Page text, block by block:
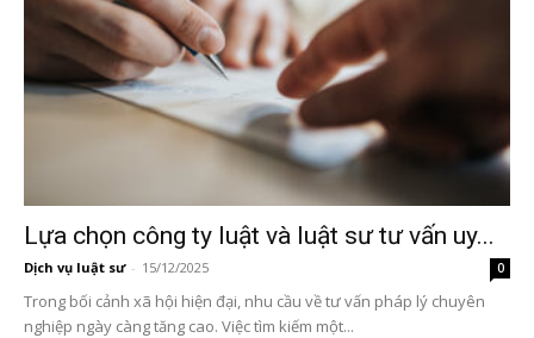
Lựa chọn công ty luật và luật sư tư vấn uy...
Dịch vụ luật sư - 15/12/2025 0
Trong bối cảnh xã hội hiện đại, nhu cầu về tư vấn pháp lý chuyên
nghiệp ngày càng tăng cao. Việc tìm kiếm một...